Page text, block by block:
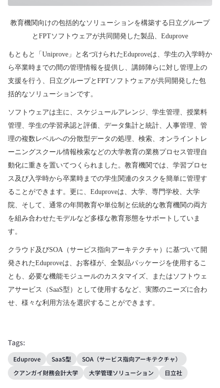
教育機関向けの包括的なソリューションを構築する日立グループ
と FPTソフトウェアが共同開発した製品、 Eduprove
もともと「 Uniprove 」と名づけられたEduproveは、学生の入学時か
ら卒業時までの間の管理情報を提供し、講師陣らに対し管理上の
支援を行う、日立グループと FPTソフトウェアが共同開発した包
括的なソリューションです。
ソフトウェアは主に、スケジュールアレンジ、学生管理、授業料
管理、学生の学習承認と評価、データ集計と統計、人事管理、管
理の複数レベルへの分散型データの処理、検索、オンライントレ
ーニングスクール情報検索などの大学教育の業務プロセス管理自
動化に重きを置いてつくられました。教育機関では、学習プロセ
ス及び入学時から卒業時までの学生関連のタスクを簡単に管理す
ることができます。更に、 Eduproveは、大学、専門学校、大学
院、そして、通常の年間教育や単位制と伝統的な教育機関の両方
を組み合わせたモデルなど多様な教育形態をサポートしていま
す。
クラウド及びSOA （サービス指向アーキテクチャ）に基づいて開
発されたEduproveは、お客様が、全製品パッケージを使用するこ
とも、必要な機能モジュールのカスタマイズ、またはソフトウェ
アサービス（ SaaS型）として使用するなど、実際のニーズに合わ
せ、様々な利用方法を選択することができます。
Tags:
Eduprove SaaS型
SOA（サービス指向アーキテクチャ）
クアンガイ財務会計大学
大学管理ソリューション 日立社